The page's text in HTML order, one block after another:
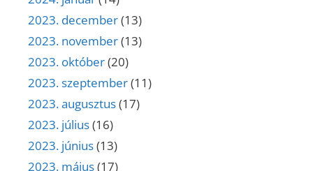
2023. december(13)
2023. november(13)
2023. október(20)
2023. szeptember(11)
2023. augusztus(17)
2023. július(16)
2023. június(13)
2023. május(17)